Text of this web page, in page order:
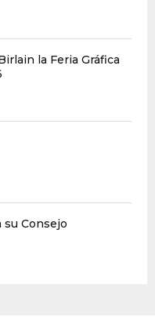
la Feria Gráfica
su Consejo